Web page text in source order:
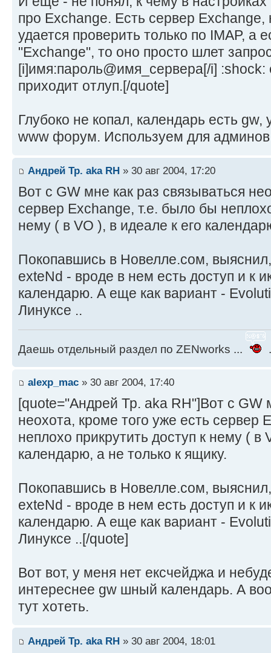
про Exchange. Есть сервер Exchange,
удается проверить только по IMAP, а
"Exchange", то оно просто шлет
[i]имя:пароль@имя_сервера[/i]
приходит отлуп.[/quote]
Глубоко не копал, календарь есть
www форум. Используем для
Андрей Тр. aka RH » 30 авг 2004, 17:20
Вот с GW мне как раз связываться
сервер Exchange, т.е. было бы
нему ( в VO ), в идеале к его
Покопавшись в Новелле.сом,
exteNd - вроде в нем есть доступ и к
календарю. А еще как вариант -
Линуксе ..
Даешь отдельный раздел по ZENworks ...
alexp_mac » 30 авг 2004, 17:40
[quote="Андрей Тр. aka RH"]Вот с GW
неохота, кроме того уже есть сервер
неплохо прикрутить доступ к нему ( в
календарю, а не только к ящику.
Покопавшись в Новелле.сом,
exteNd - вроде в нем есть доступ и к
календарю. А еще как вариант -
Линуксе ..[/quote]
Вот вот, у меня нет ексчейджа и
интереснее gw шный календарь. А
тут хотеть.
Андрей Тр. aka RH » 30 авг 2004, 18:01